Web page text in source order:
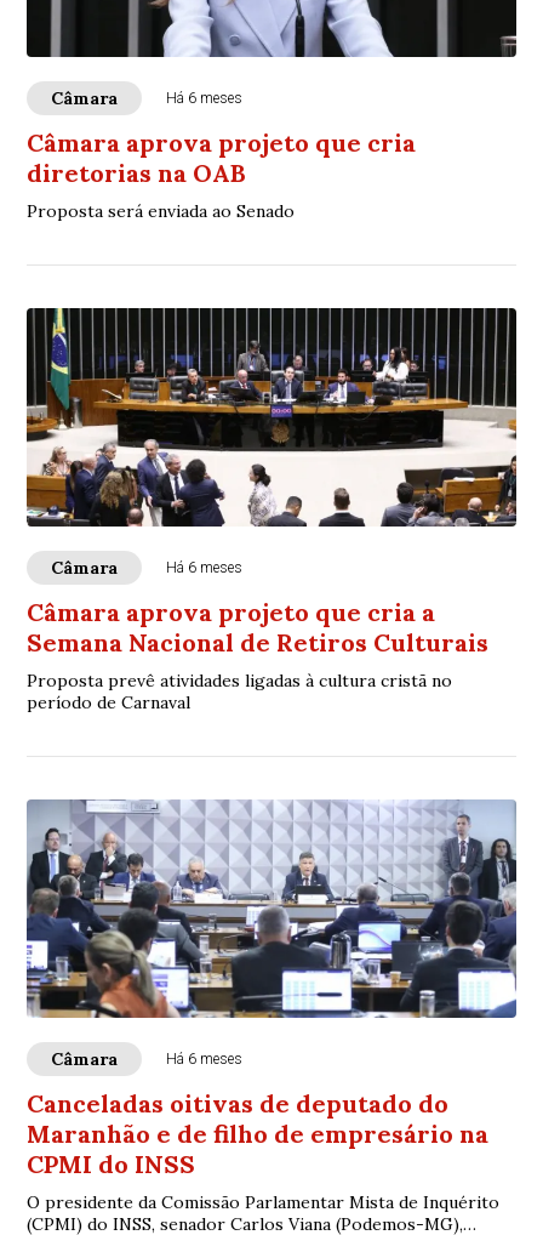
Câmara Há 6 meses
Câmara aprova projeto que cria
diretorias na OAB
Proposta será enviada ao Senado
Câmara Há 6 meses
Câmara aprova projeto que cria a
Semana Nacional de Retiros Culturais
Proposta prevê atividades ligadas à cultura cristã no
período de Carnaval
Câmara Há 6 meses
Canceladas oitivas de deputado do
Maranhão e de filho de empresário na
CPMI do INSS
O presidente da Comissão Parlamentar Mista de Inquérito
(CPMI) do INSS, senador Carlos Viana (Podemos-MG),